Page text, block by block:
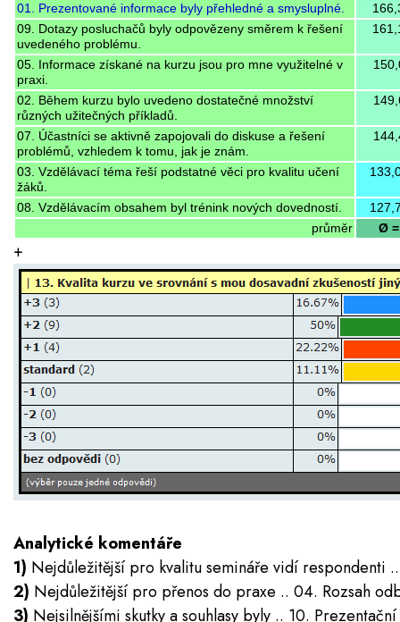
01. Prezentované informace byly přehledné a smysluplné.
09. Dotazy posluchačů byly odpovězeny směrem k řešení
uvedeného problému.
05. Informace získané na kurzu jsou pro mne využitelné v
praxi.
02. Během kurzu bylo uvedeno dostatečné množství
různých užitečných příkladů.
07. Účastníci se aktivně zapojovali do diskuse a řešení
problémů, vzhledem k tomu, jak je znám.
03. Vzdělávací téma řeší podstatné věci pro kvalitu učení
žáků.
08. Vzdělávacím obsahem byl trénink nových dovedností.
průměr
Ø =
+
Analytické komentáře
1) Nejdůležitější pro kvalitu semináře vidí respondenti
2) Nejdůležitější pro přenos do praxe .. 04. Rozsah
3) Nejsilnějšími skutky a souhlasy byly .. 10.